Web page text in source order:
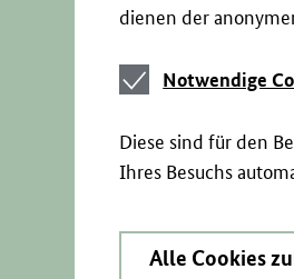
dienen der
Notwendige
Cookies
Notwendige
Diese sind für den
Ihres Besuchs
Alle Cookies